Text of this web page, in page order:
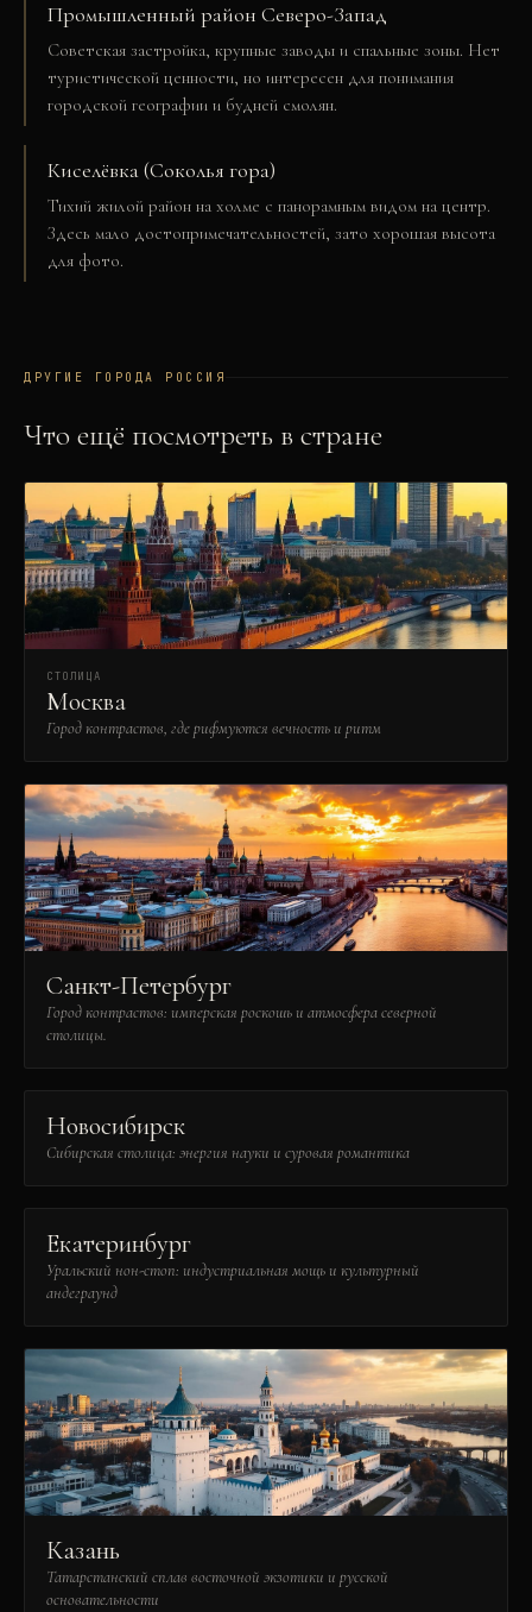
Промышленный район Северо-Запад
Советская застройка, крупные заводы и спальные зоны. Нет
туристической ценности, но интересен для понимания
городской географии и будней смолян.
Киселёвка (Соколья гора)
Тихий жилой район на холме с панорамным видом на центр.
Здесь мало достопримечательностей, зато хорошая высота
для фото.
ДРУГИЕ ГОРОДА РОССИЯ
Что ещё посмотреть в стране
СТОЛИЦА
Москва
Город контрастов, где рифмуются вечность и ритм
Санкт-Петербург
Город контрастов: имперская роскошь и атмосфера северной
столицы.
Новосибирск
Сибирская столица: энергия науки и суровая романтика
Екатеринбург
Уральский нон-стоп: индустриальная мощь и культурный
андеграунд
Казань
Татарстанский сплав восточной экзотики и русской
основательности